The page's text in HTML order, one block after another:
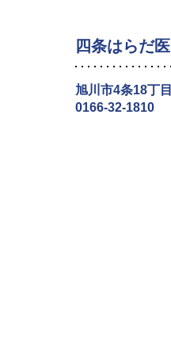
四条はらだ
旭川市4条18丁
0166-32-1810